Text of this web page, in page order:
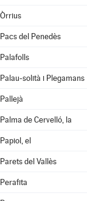
Òrrius
Pacs del Penedès
Palafolls
Palau-solità i Plegamans
Pallejà
Palma de Cervelló, la
Papiol, el
Parets del Vallès
Perafita